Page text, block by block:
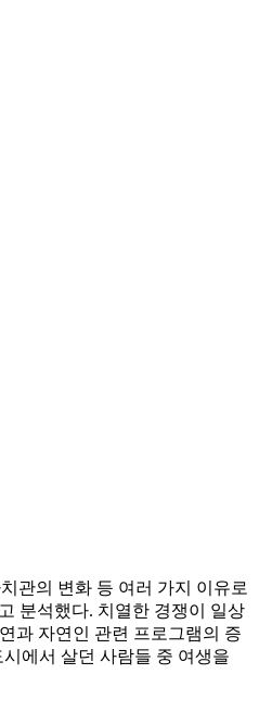
관의 변화 등 여러 가지 이유로
분석했다. 치열한 경쟁이 일상
과 자연인 관련 프로그램의 증
에서 살던 사람들 중 여생을